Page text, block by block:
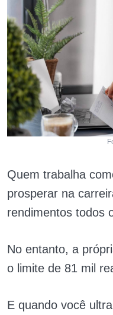
Quem trabalha
prosperar na
rendimentos todos
No entanto, a
o limite de 81 mil
E quando você